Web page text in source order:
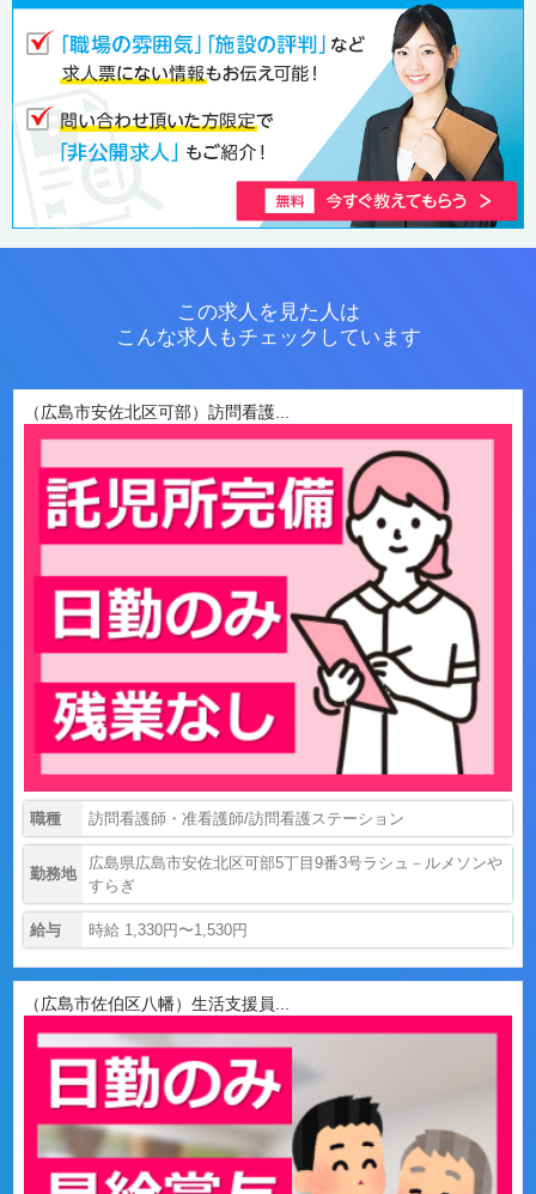
この求人を見た人は
こんな求人もチェックしています
（広島市安佐北区可部）訪問看護...
職種 訪問看護師・准看護師/訪問看護ステーション
勤務地
広島県広島市安佐北区可部5丁目9番3号ラシュ－ルメソンや
すらぎ
給与 時給 1,330円〜1,530円
（広島市佐伯区八幡）生活支援員...